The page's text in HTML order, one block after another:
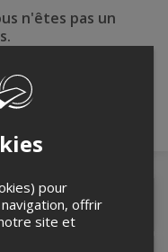
n'êtes pas un
pour
offrir
site et